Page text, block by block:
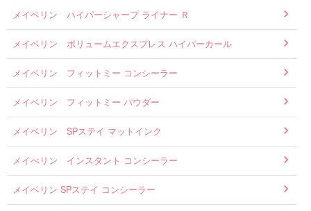
メイベリン ハイパーシャープ ライナー Ｒ
メイベリン ボリュームエクスプレス ハイパーカール
メイベリン フィットミー コンシーラー
メイベリン フィットミー パウダー
メイベリン SPステイ マットインク
メイべリン インスタント コンシーラー
メイベリン SPステイ コンシーラー